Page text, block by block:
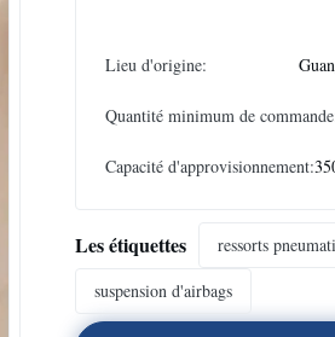
Lieu d'origine:
Quantité minimum de
Capacité d'approvisionnement:
Les étiquettes ressorts
suspension d'airbags